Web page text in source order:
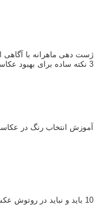
ژست دهی ماهرانه با آگاهی
3 نکته ساده برای بهبود عکاسی پرتره
آموزش انتخاب رنگ در
10 باید و نباید در روتوش عکس ها